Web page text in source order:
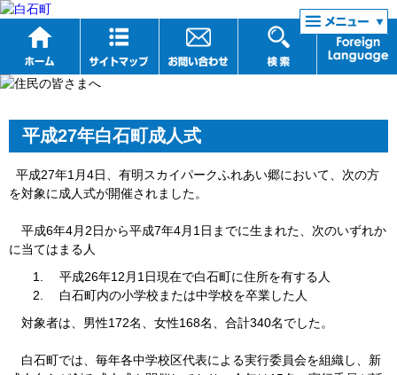
リンク集
平成27年白石町成人式
平成27年1月4日、有明スカイパークふれあい郷において、次の方
を対象に成人式が開催されました。
平成6年4月2日から平成7年4月1日までに生まれた、次のいずれか
に当てはまる人
平成26年12月1日現在で白石町に住所を有する人
白石町内の小学校または中学校を卒業した人
対象者は、男性172名、女性168名、合計340名でした。
白石町では、毎年各中学校区代表による実行委員会を組織し、新